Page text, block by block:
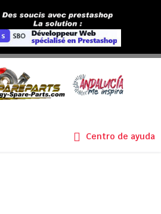
Centro de ayuda